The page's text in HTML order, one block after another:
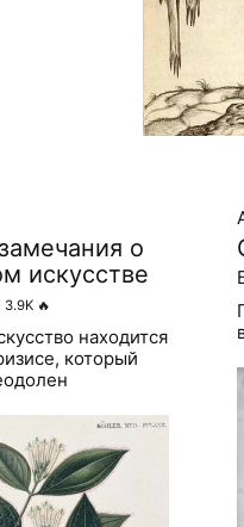
о
искусстве
3.9K 🔥
находится
который